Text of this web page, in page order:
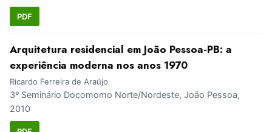
PDF
Arquitetura residencial em João Pessoa-PB: a
experiência moderna nos anos 1970
Ricardo Ferreira de Araújo
3º Seminário Docomomo Norte/Nordeste, João Pessoa,
2010